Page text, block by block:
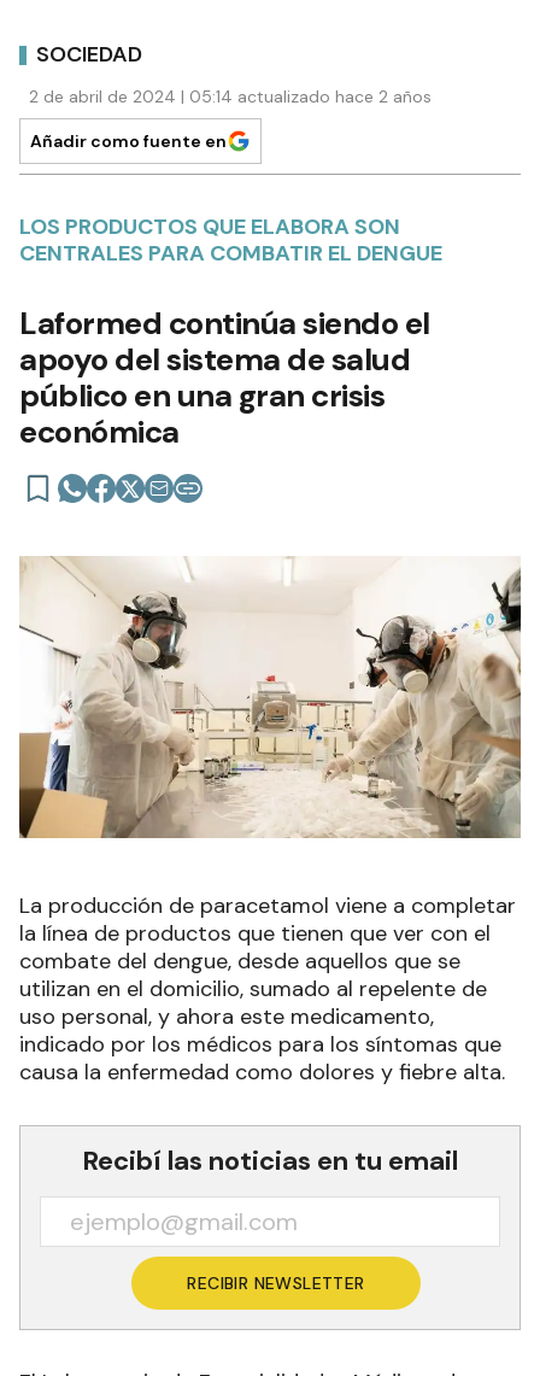
SOCIEDAD
2 de abril de 2024 | 05:14 actualizado hace 2 años
Añadir como fuente en
LOS PRODUCTOS QUE ELABORA SON
CENTRALES PARA COMBATIR EL DENGUE
Laformed continúa siendo el
apoyo del sistema de salud
público en una gran crisis
económica
La producción de paracetamol viene a completar
la línea de productos que tienen que ver con el
combate del dengue, desde aquellos que se
utilizan en el domicilio, sumado al repelente de
uso personal, y ahora este medicamento,
indicado por los médicos para los síntomas que
causa la enfermedad como dolores y fiebre alta.
Recibí las noticias en tu email
RECIBIR NEWSLETTER